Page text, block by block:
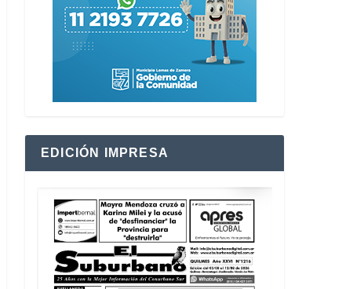
EDICIÓN IMPRESA